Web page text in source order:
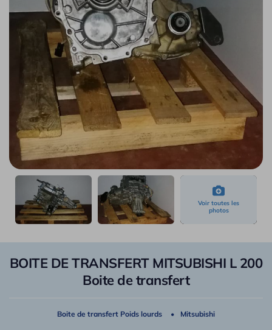
BOITE DE TRANSFERT MITSUBISHI L 200
Boite de transfert
Boite de transfert Poids lourds Mitsubishi